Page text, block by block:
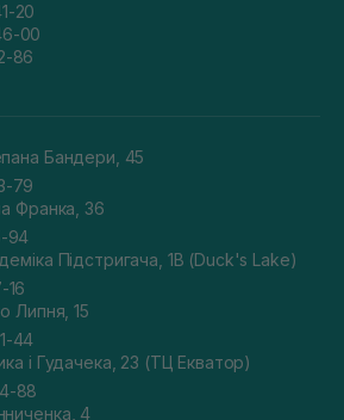
20
00
86
Бандери, 45
79
Франка, 36
94
Підстригача, 1В (Duck's Lake)
16
Липня, 15
44
і Гудачека, 23 (ТЦ Екватор)
88
4